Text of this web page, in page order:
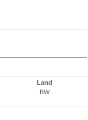
Land
BW